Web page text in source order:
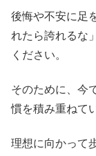
後悔や不安に足
れたら誇れるな
ください。
そのために、今
慣を積み重ねて
理想に向かって